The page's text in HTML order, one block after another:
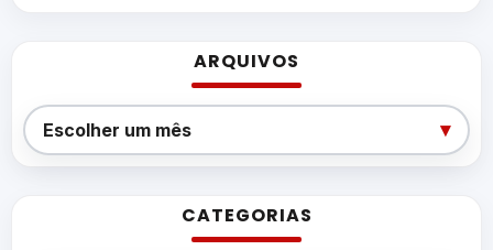
ARQUIVOS
Arquivos
Escolher um mês ▾
CATEGORIAS